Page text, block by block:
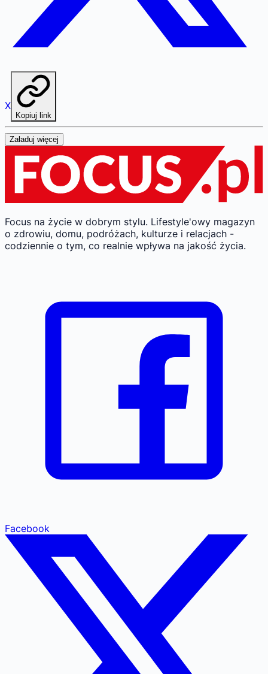
X
Kopiuj link
Załaduj więcej
Focus na życie w dobrym stylu. Lifestyle'owy magazyn
o zdrowiu, domu, podróżach, kulturze i relacjach -
codziennie o tym, co realnie wpływa na jakość życia.
Facebook